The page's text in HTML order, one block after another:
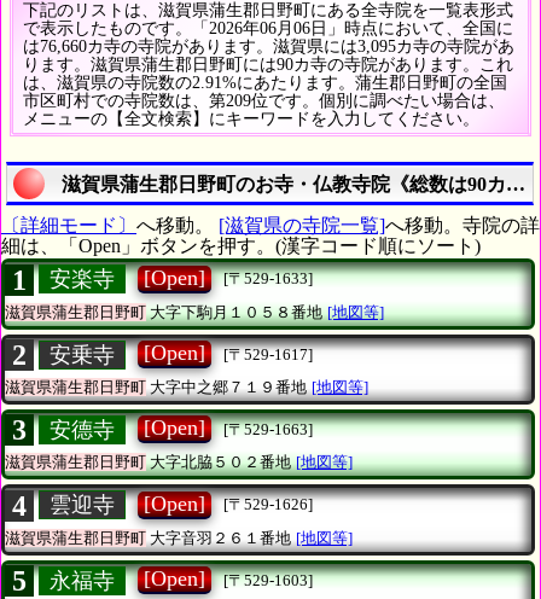
下記のリストは、滋賀県蒲生郡日野町にある全寺院を一覧表形式
で表示したものです。「2026年06月06日」時点において、全国に
は76,660カ寺の寺院があります。滋賀県には3,095カ寺の寺院があ
ります。滋賀県蒲生郡日野町には90カ寺の寺院があります。これ
は、滋賀県の寺院数の2.91%にあたります。蒲生郡日野町の全国
市区町村での寺院数は、第209位です。個別に調べたい場合は、
メニューの【全文検索】にキーワードを入力してください。
滋賀県蒲生郡日野町のお寺・仏教寺院《総数は90カ寺
〔詳細モード〕 へ移動。 [滋賀県の寺院一覧]へ移動。寺院の詳
細は、「Open」ボタンを押す。(漢字コード順にソート)
1 安楽寺 [Open]
[〒529-1633]
滋賀県蒲生郡日野町大字下駒月１０５８番地 [地図等]
2 安乗寺 [Open]
[〒529-1617]
滋賀県蒲生郡日野町大字中之郷７１９番地 [地図等]
3 安德寺 [Open]
[〒529-1663]
滋賀県蒲生郡日野町大字北脇５０２番地 [地図等]
4 雲迎寺 [Open]
[〒529-1626]
滋賀県蒲生郡日野町 大字音羽２６１番地 [地図等]
5 永福寺 [Open]
[〒529-1603]